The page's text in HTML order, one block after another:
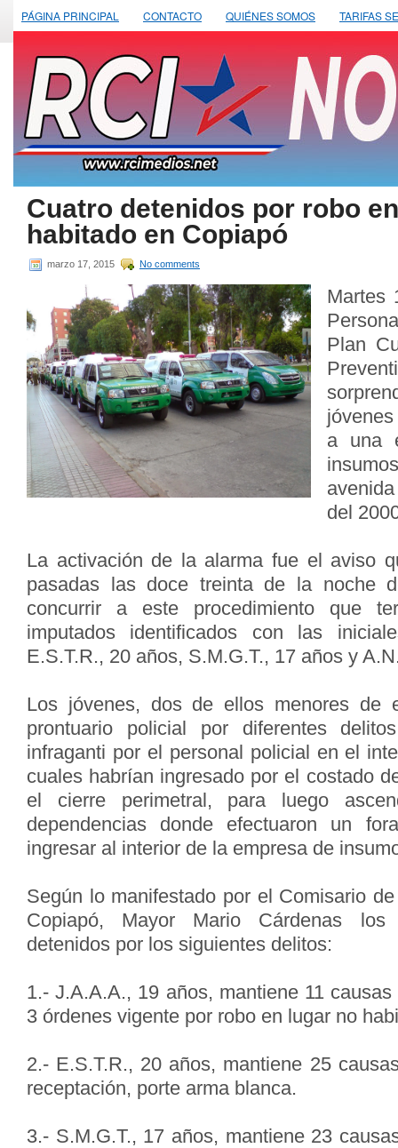
PÁGINA PRINCIPAL CONTACTO QUIÉNES SOMOS TARIFAS
Cuatro detenidos por robo
habitado en Copiapó
marzo 17, 2015 No comments
Martes
Plan
a una
del
La activación de la alarma fue el aviso
pasadas las doce treinta de la noche
concurrir a este procedimiento que
imputados identificados con las
E.S.T.R., 20 años, S.M.G.T., 17 años y
Los jóvenes, dos de ellos menores de
prontuario policial por diferentes
infraganti por el personal policial en el
cuales habrían ingresado por el costado
el cierre perimetral, para luego
dependencias donde efectuaron un
ingresar al interior de la empresa de
Según lo manifestado por el Comisario
Copiapó, Mayor Mario Cárdenas
detenidos por los siguientes delitos:
1.- J.A.A.A., 19 años, mantiene 11
3 órdenes vigente por robo en lugar no
2.- E.S.T.R., 20 años, mantiene 25
receptación, porte arma blanca.
3.- S.M.G.T., 17 años, mantiene 23